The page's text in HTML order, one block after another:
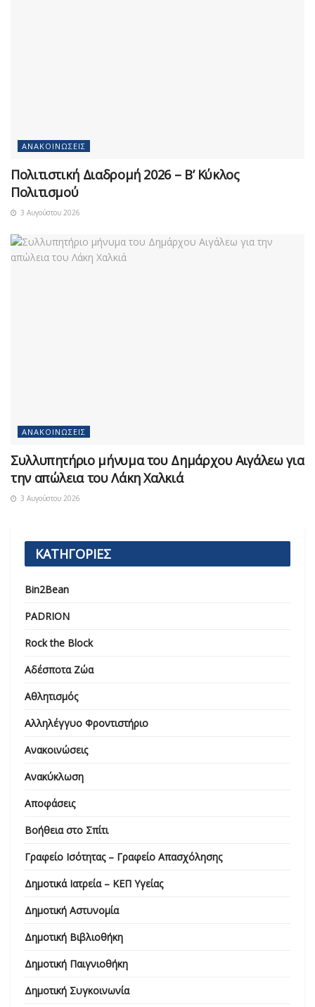
ΑΝΑΚΟΙΝΏΣΕΙΣ
Πολιτιστική Διαδρομή 2026 – Β’ Κύκλος
Πολιτισμού
3 Αυγούστου 2026
ΑΝΑΚΟΙΝΏΣΕΙΣ
Συλλυπητήριο μήνυμα του Δημάρχου Αιγάλεω για
την απώλεια του Λάκη Χαλκιά
3 Αυγούστου 2026
ΚΑΤΗΓΟΡΙΕΣ
Bin2Bean
PADRION
Rock the Block
Αδέσποτα Ζώα
Αθλητισμός
Αλληλέγγυο Φροντιστήριο
Ανακοινώσεις
Ανακύκλωση
Αποφάσεις
Βοήθεια στο Σπίτι
Γραφείο Ισότητας – Γραφείο Απασχόλησης
Δημοτικά Ιατρεία – ΚΕΠ Υγείας
Δημοτική Αστυνομία
Δημοτική Βιβλιοθήκη
Δημοτική Παιγνιοθήκη
Δημοτική Συγκοινωνία